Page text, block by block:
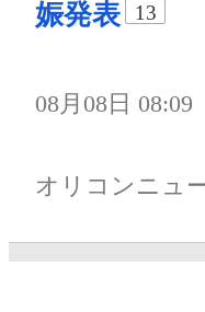
娠発表
13
08月08日 08:09
オリコンニュ